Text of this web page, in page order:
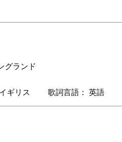
グランド
ギリス 歌詞言語： 英語